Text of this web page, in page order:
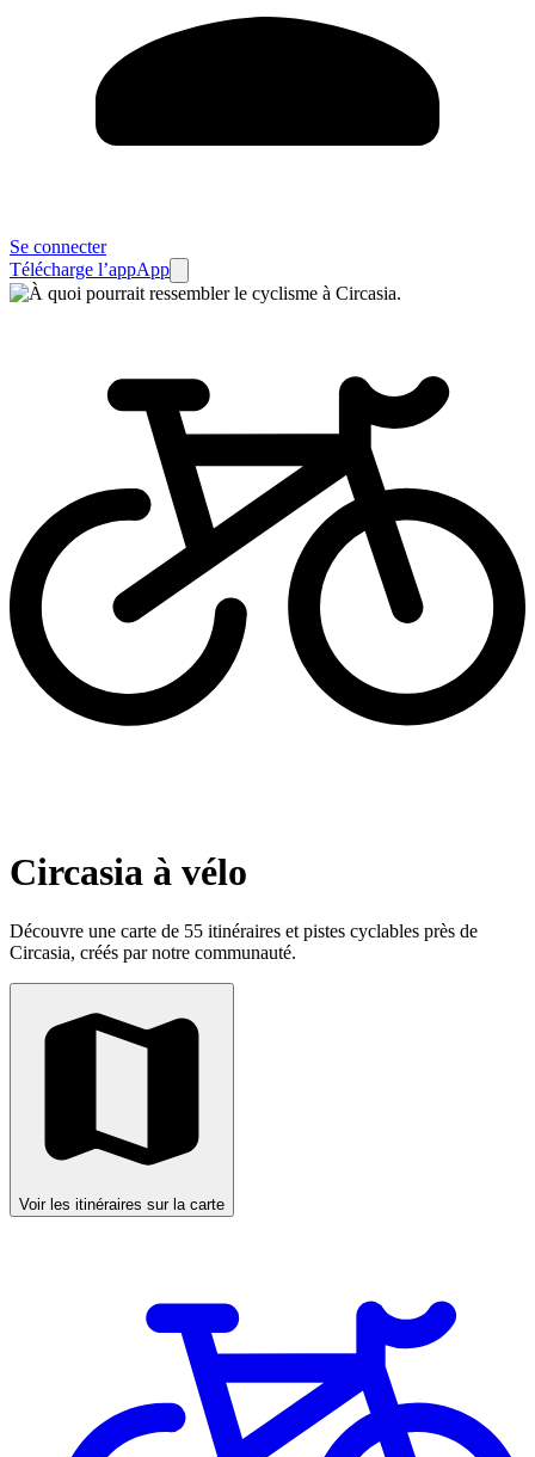
Se connecter
Télécharge l’appApp
Circasia à vélo
Découvre une carte de 55 itinéraires et pistes cyclables près de
Circasia, créés par notre communauté.
Voir les itinéraires sur la carte